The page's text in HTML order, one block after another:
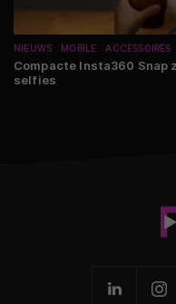
NIEUWS MOBILE ACCESSOIRES
Compacte Insta360 Snap
selfies